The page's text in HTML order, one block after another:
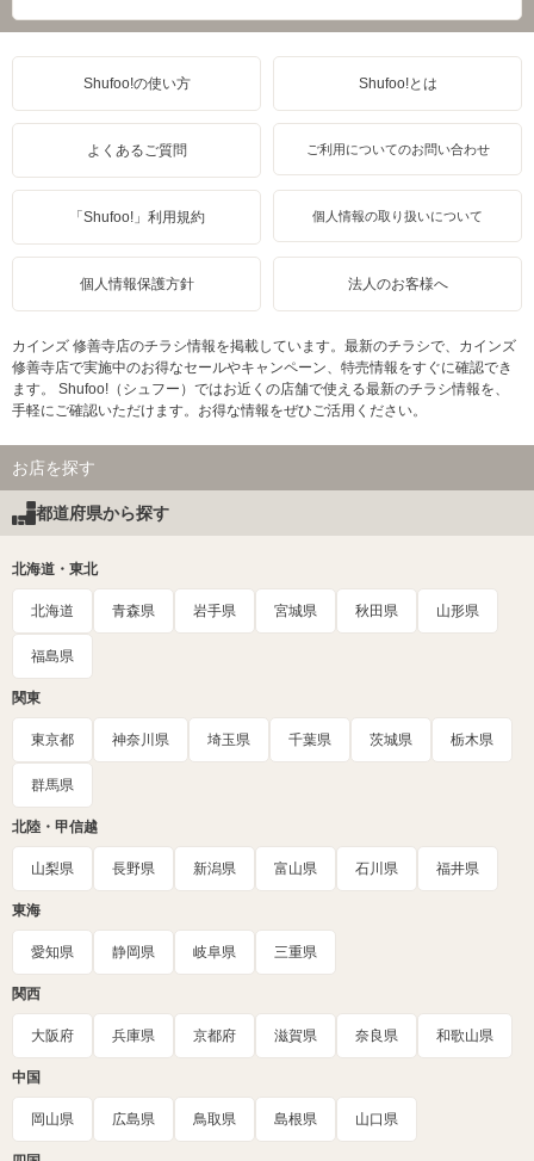
Shufoo!の使い方 Shufoo!とは
よくあるご質問 ご利用についてのお問い合わせ
「Shufoo!」利用規約 個人情報の取り扱いについて
個人情報保護方針 法人のお客様へ
カインズ 修善寺店のチラシ情報を掲載しています。最新のチラシで、カインズ
修善寺店で実施中のお得なセールやキャンペーン、特売情報をすぐに確認でき
ます。 Shufoo!（シュフー）ではお近くの店舗で使える最新のチラシ情報を、
手軽にご確認いただけます。お得な情報をぜひご活用ください。
お店を探す
都道府県から探す
北海道・東北
北海道 青森県 岩手県 宮城県 秋田県 山形県
福島県
関東
東京都 神奈川県 埼玉県 千葉県 茨城県 栃木県
群馬県
北陸・甲信越
山梨県 長野県 新潟県 富山県 石川県 福井県
東海
愛知県 静岡県 岐阜県 三重県
関西
大阪府 兵庫県 京都府 滋賀県 奈良県 和歌山県
中国
岡山県 広島県 鳥取県 島根県 山口県